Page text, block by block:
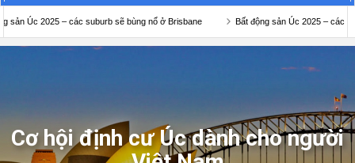
– các suburb sẽ bùng nổ ở Brisbane Bất động sản Úc 2025 – các suburb sẽ
Cơ hội định cư Úc dành cho người